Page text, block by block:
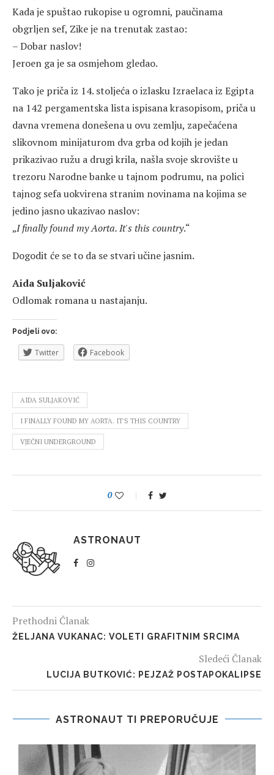
Kada je spuštao rukopise u ogromni, paučinama
obgrljen sef, Zike je na trenutak zastao:
– Dobar naslov!
Jeroen ga je sa osmjehom gledao.
Tako je priča iz 14. stoljeća o izlasku Izraelaca iz Egipta
na 142 pergamentska lista ispisana krasopisom, priča u
davna vremena donešena u ovu zemlju, zapečaćena
slikovnom minijaturom dva grba od kojih je jedan
prikazivao ružu a drugi krila, našla svoje skrovište u
trezoru Narodne banke u tajnom podrumu, na polici
tajnog sefa uokvirena stranim novinama na kojima se
jedino jasno ukazivao naslov:
„I finally found my Aorta. It's this country.“
Dogodit će se to da se stvari učine jasnim.
Aida Suljaković
Odlomak romana u nastajanju.
Podjeli ovo:
Twitter Facebook
AIDA SULJAKOVIĆ
I FINALLY FOUND MY AORTA. IT'S THIS COUNTRY
VJEČNI UNDERGROUND
0
ASTRONAUT
Prethodni Članak
ŽELJANA VUKANAC: VOLETI GRAFITNIM SRCIMA
Sledeći Članak
LUCIJA BUTKOVIĆ: PEJZAŽ POSTAPOKALIPSE
ASTRONAUT TI PREPORUČUJE